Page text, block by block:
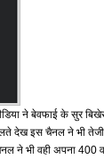
ने बेवफाई के सुर
देख इस चैनल ने भी
भी वही अपना 400